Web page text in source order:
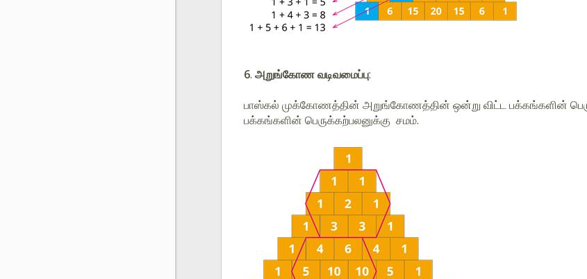
6. அறுங்கோண வடிவமைப்பு:
பாஸ்கல் முக்கோணத்தின் அறுங்கோணத்தின் ஒன்று விட்ட பக்கங்களின்
பக்கங்களின் பெருக்கற்பலனுக்கு சமம்.